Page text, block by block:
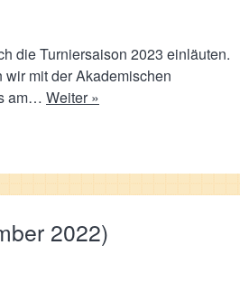
die Turniersaison 2023 einläuten.
mit der Akademischen
am… Weiter »
2022)